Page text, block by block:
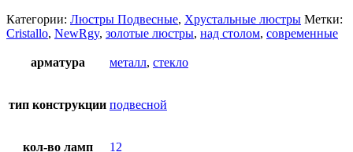
Категории: Люстры Подвесные, Хрустальные люстры Метки:
Cristallo, NewRgy, золотые люстры, над столом, современные
арматура металл, стекло
тип конструкции подвесной
кол-во ламп 12